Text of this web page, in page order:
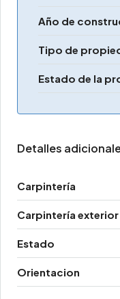
Año de
Tipo de
Estado de la
Detalles
Carpintería
Carpintería exterior
Estado
Orientacion